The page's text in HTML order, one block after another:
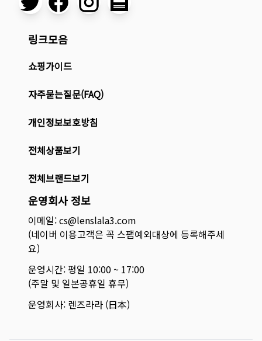
링크모음
쇼핑가이드
자주묻는질문(FAQ)
개인정보보호방침
전체상품보기
전체브랜드보기
운영회사 정보
이메일: cs@lenslala3.com
(네이버 이용고객은 꼭 스팸예외대상에 등록해주세
요)
운영시간: 평일 10:00 ~ 17:00
(주말 및 일본공휴일 휴무)
운영회사: 렌즈라라 (日本)